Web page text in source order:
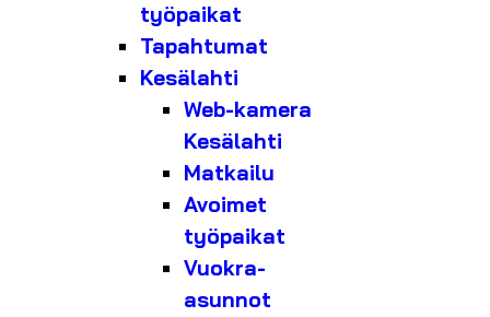
työpaikat
Tapahtumat
Kesälahti
Web-kamera
Kesälahti
Matkailu
Avoimet
työpaikat
Vuokra-
asunnot